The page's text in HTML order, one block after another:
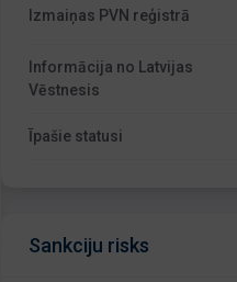
Izmaiņas PVN reģistrā
Informācija no Latvijas
Vēstnesis
Īpašie statusi
Sankciju risks